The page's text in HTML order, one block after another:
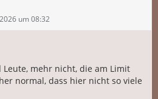
um 08:32
mehr nicht, die am Limit
normal, dass hier nicht so viele